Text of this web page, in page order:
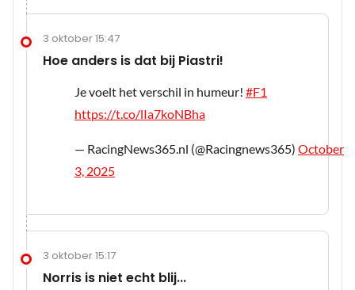
3 oktober 15:47
Hoe anders is dat bij Piastri!
Je voelt het verschil in humeur! #F1
https://t.co/lIa7koNBha
— RacingNews365.nl (@Racingnews365) October
3, 2025
3 oktober 15:17
Norris is niet echt blij...